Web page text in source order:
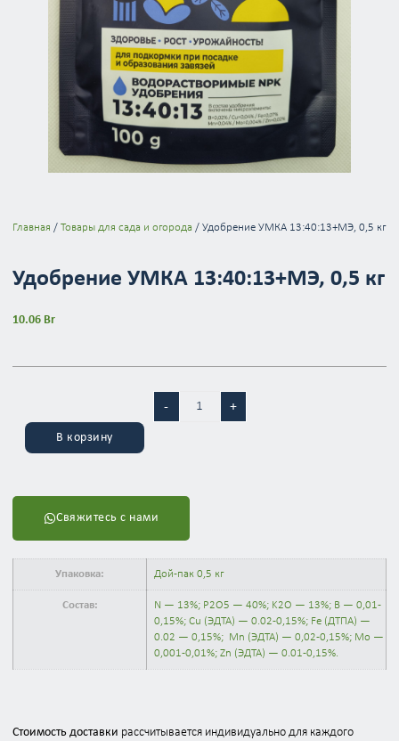
Главная / Товары для сада и огорода / Удобрение УМКА 13:40:13+МЭ, 0,5 кг
Удобрение УМКА 13:40:13+МЭ, 0,5 кг
10.06 Br
- +
В корзину
Свяжитесь с нами
Упаковка: Дой-пак 0,5 кг
Состав:
N — 13%; P2O5 — 40%; K2O — 13%; B — 0,01-
0,15%; Cu (ЭДТА) — 0.02-0,15%; Fe (ДТПА) —
0.02 — 0,15%; Mn (ЭДТА) — 0,02-0,15%; Mo —
0,001-0,01%; Zn (ЭДТА) — 0.01-0,15%.
Стоимость доставки рассчитывается индивидуально для каждого